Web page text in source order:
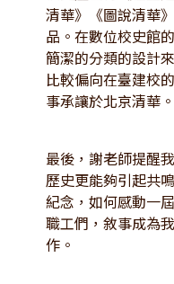
清華》《圖說清華
品。在數位校史館
簡潔的分類的設計
比較偏向在臺建校
事承讓於北京清華。
最後，謝老師提醒
歷史更能夠引起共
紀念，如何感動一
職工們，敘事成為
作。